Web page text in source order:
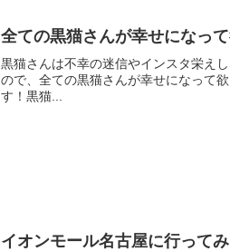
全ての黒猫さんが幸せになっ
黒猫さんは不幸の迷信やインスタ栄え
ので、全ての黒猫さんが幸せになって
す！黒猫...
イオンモール名古屋に行って